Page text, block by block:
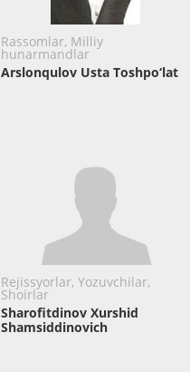
Rassomlar, Milliy
hunarmandlar
Arslonqulov Usta Toshpo‘lat
Rejissyorlar, Yozuvchilar,
Shoirlar
Sharofitdinov Xurshid
Shamsiddinovich